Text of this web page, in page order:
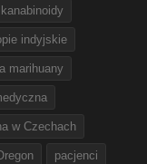
kanabinoidy
indyjskie
marihuany
w Czechach
pacjenci